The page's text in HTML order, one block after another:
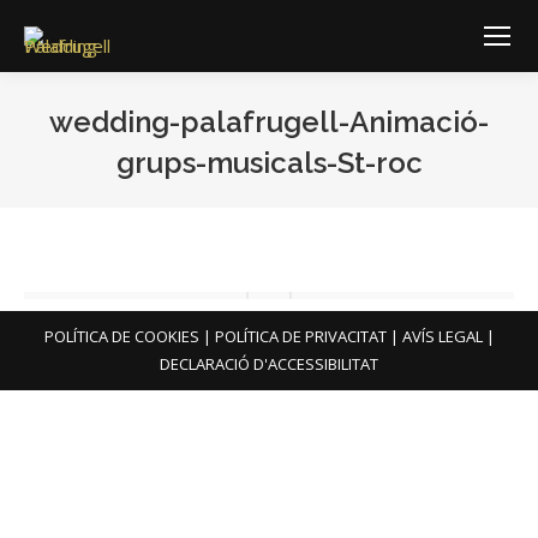
wedding-palafrugell-Animació-
grups-musicals-St-roc
POLÍTICA DE COOKIES | POLÍTICA DE PRIVACITAT| AVÍS LEGAL|
DECLARACIÓ D'ACCESSIBILITAT